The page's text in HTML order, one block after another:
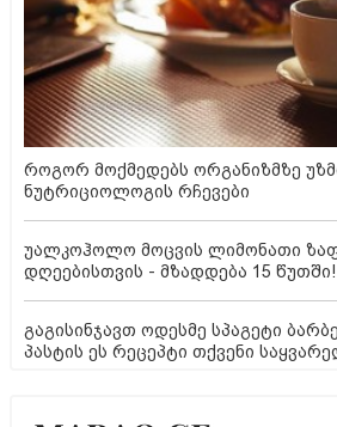
როგორ მოქმედებს ორგანიზმზე
ნუტრიციოლოგის რჩევები
უალკოჰოლო მოცვის ლიმონათი
დღეებისთვის - მზადდება 15 წუთში!
გაგისინჯავთ ოდესმე სპაგეტი
პასტის ეს რეცეპტი თქვენი